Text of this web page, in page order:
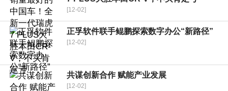
[12-02]
正孚软件联手鲲鹏探索数字办公“新路径”
[12-02]
共谋创新合作 赋能产业发展
[12-02]